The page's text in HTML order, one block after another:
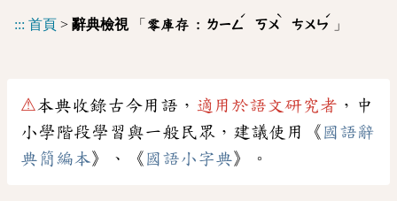
::: 首頁 > 辭典檢視「 零庫存 : ㄌㄧㄥ
ˊ
ㄎㄨ
ˋ
ㄘㄨㄣ
ˊ
」
⚠本典收錄古今用語， 適用於語文研究者 ，中
小學階段學習與一般民眾，建議使用《 國語辭
典簡編本》、《 國語小字典》。